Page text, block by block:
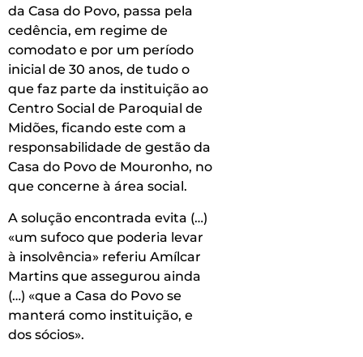
da Casa do Povo, passa pela
cedência, em regime de
comodato e por um período
inicial de 30 anos, de tudo o
que faz parte da instituição ao
Centro Social de Paroquial de
Midões, ficando este com a
responsabilidade de gestão da
Casa do Povo de Mouronho, no
que concerne à área social.
A solução encontrada evita (…)
«um sufoco que poderia levar
à insolvência» referiu Amílcar
Martins que assegurou ainda
(…) «que a Casa do Povo se
manterá como instituição, e
dos sócios».